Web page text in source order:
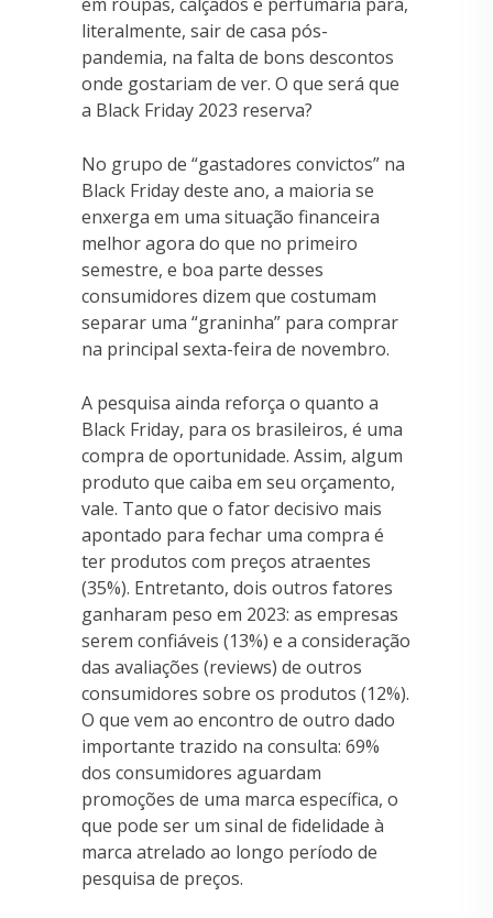
literalmente, sair de casa pós-
pandemia, na falta de bons descontos
onde gostariam de ver. O que será que
a Black Friday 2023 reserva?
No grupo de “gastadores convictos” na
Black Friday deste ano, a maioria se
enxerga em uma situação financeira
melhor agora do que no primeiro
semestre, e boa parte desses
consumidores dizem que costumam
separar uma “graninha” para comprar
na principal sexta-feira de novembro.
A pesquisa ainda reforça o quanto a
Black Friday, para os brasileiros, é uma
compra de oportunidade. Assim, algum
produto que caiba em seu orçamento,
vale. Tanto que o fator decisivo mais
apontado para fechar uma compra é
ter produtos com preços atraentes
(35%). Entretanto, dois outros fatores
ganharam peso em 2023: as empresas
serem confiáveis (13%) e a consideração
das avaliações (reviews) de outros
consumidores sobre os produtos (12%).
O que vem ao encontro de outro dado
importante trazido na consulta: 69%
dos consumidores aguardam
promoções de uma marca específica, o
que pode ser um sinal de fidelidade à
marca atrelado ao longo período de
pesquisa de preços.